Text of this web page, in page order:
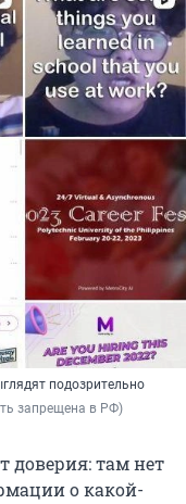
подозрительно
запрещена в РФ)
доверия: там нет
о какой-